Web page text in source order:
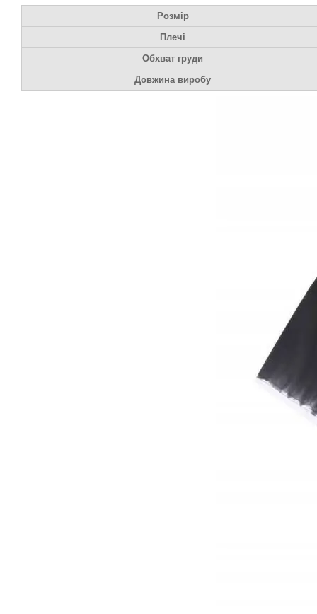
Розмір
Плечі
Обхват груди
Довжина виробу